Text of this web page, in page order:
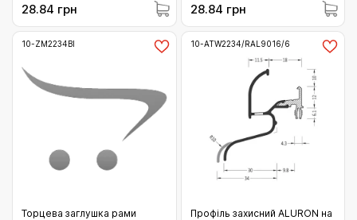
ZMS2234CBR)
28.84 грн 28.84 грн
10-ZM2234BI
Торцева заглушка рами
10-ATW2234/RAL9016/6
Профіль захисний ALURON на